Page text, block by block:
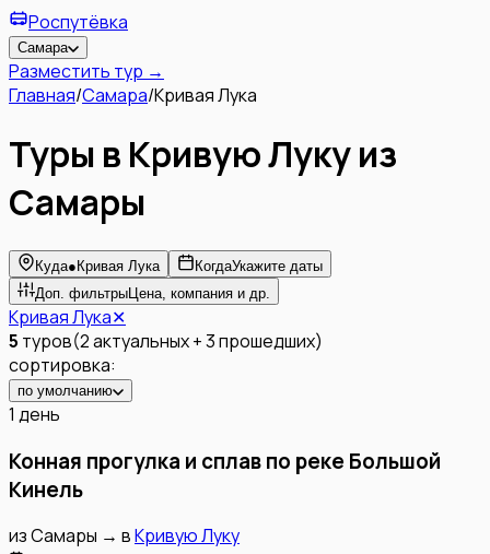
Роспутёвка
Самара
Разместить тур →
Главная/Самара/Кривая Лука
Туры в Кривую Луку из
Самары
Куда● Кривая Лука КогдаУкажите даты
Доп. фильтры Цена, компания и др.
Кривая Лука✕
5 туров(2актуальных+3прошедших)
сортировка:
по умолчанию
1 день
Конная прогулка и сплав по реке Большой
Кинель
изСамары → вКривую Луку